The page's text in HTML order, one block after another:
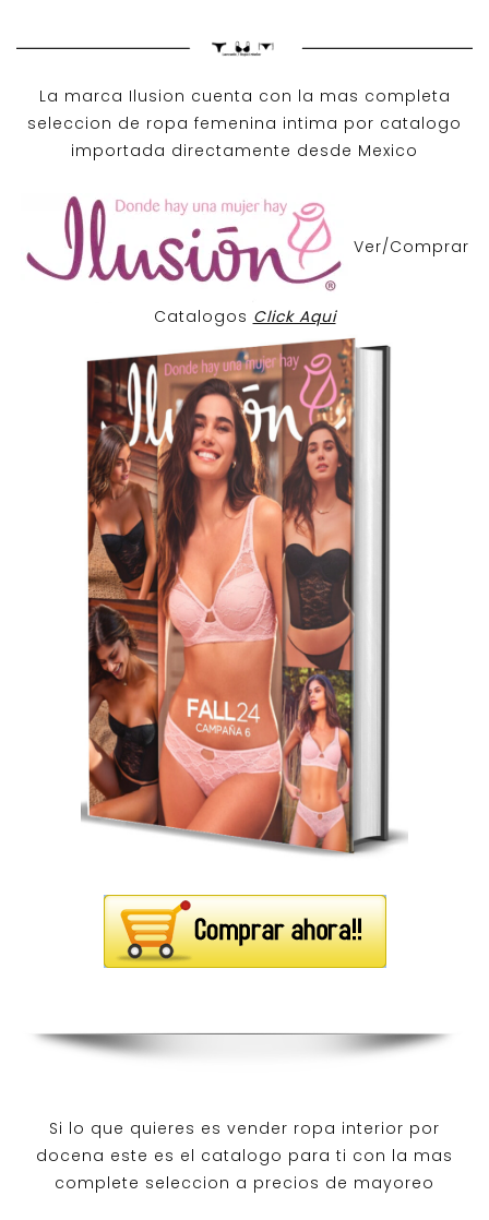
La marca Ilusion cuenta con la mas completa
seleccion de ropa femenina intima por catalogo
importada directamente desde Mexico
Ver/Comprar
Catalogos Click Aqui
Si lo que quieres es vender ropa interior por
docena este es el catalogo para ti con la mas
complete seleccion a precios de mayoreo